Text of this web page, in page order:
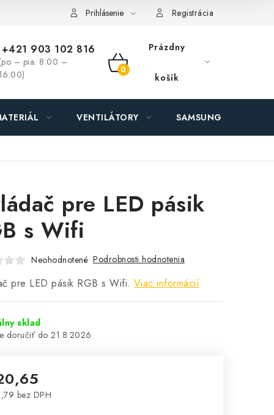
- MEGALED & JANTON Zákamenné Zľavy pre profíkov
Prihlásenie Registrácia
903 102 816
– pia: 8:00 –
NÁKUPNÝ
KOŠÍK
Prázdny
košík
VENTILÁTORY SAMSUNG SVIETIDLÁ
pre LED pásik
s Wifi
Neohodnotené Podrobnosti hodnotenia
pre LED pásik RGB s Wifi. Viac informácií
sklad
21.8.2026
bez DPH